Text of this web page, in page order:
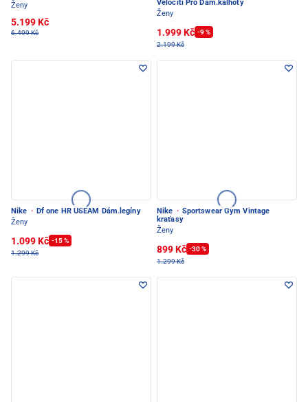
Ženy
5.199 Kč
6.499 Kč
Velociti Pro Dám.kalhoty
Ženy
1.999 Kč -9 %
2.199 Kč
Nike · Df one HR USEAM Dám.legíny
Ženy
1.099 Kč -15 %
1.299 Kč
Nike · Sportswear Gym Vintage
kraťasy
Ženy
899 Kč -30 %
1.299 Kč